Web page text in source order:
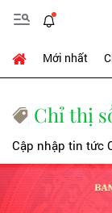
Mới nhất
Chỉ thị
Cập nhập tin tức